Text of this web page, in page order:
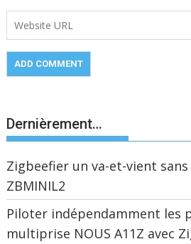
Dernièrement…
Zigbeefier un va-et-vient
ZBMINIL2
Piloter indépendamment les
multiprise NOUS A11Z avec